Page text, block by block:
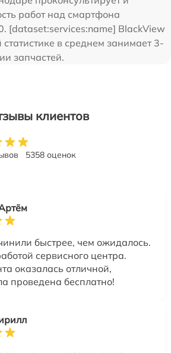
работ над смартфона
[dataset:services:name] BlackView
в среднем занимает 3-
запчастей.
клиентов
5358 оценок
быстрее, чем ожидалось.
сервисного центра.
оказалась отличной,
проведена бесплатно!